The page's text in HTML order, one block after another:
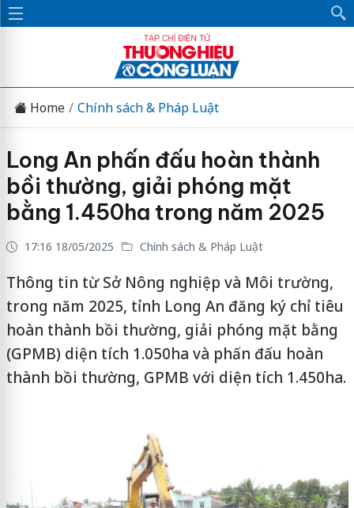
Home Chính sách & Pháp Luật
Long An phấn đấu hoàn thành
bồi thường, giải phóng mặt
bằng 1.450ha trong năm 2025
17:16 18/05/2025 Chính sách & Pháp Luật
Thông tin từ Sở Nông nghiệp và Môi trường,
trong năm 2025, tỉnh Long An đăng ký chỉ tiêu
hoàn thành bồi thường, giải phóng mặt bằng
(GPMB) diện tích 1.050ha và phấn đấu hoàn
thành bồi thường, GPMB với diện tích 1.450ha.